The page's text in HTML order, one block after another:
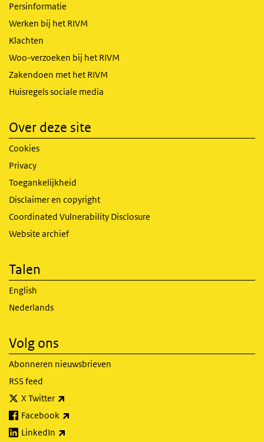
Persinformatie
Werken bij het RIVM
Klachten
Woo-verzoeken bij het RIVM
Zakendoen met het RIVM
Huisregels sociale media
Over deze site
Cookies
Privacy
Toegankelijkheid
Disclaimer en copyright
Coordinated Vulnerability Disclosure
Website archief
Talen
English
Nederlands
Volg ons
Abonneren nieuwsbrieven
RSS feed
X Twitter
Facebook
LinkedIn